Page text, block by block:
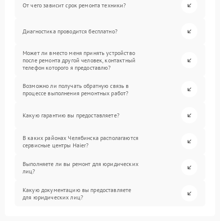
От чего зависит срок ремонта техники?
Диагностика проводится бесплатно?
Может ли вместо меня принять устройство
после ремонта другой человек, контактный
телефон которого я предоставлю?
Возможно ли получать обратную связь в
процессе выполнения ремонтных работ?
Какую гарантию вы предоставляете?
В каких районах Челябинска располагаются
сервисные центры Haier?
Выполняете ли вы ремонт для юридических
лиц?
Какую документацию вы предоставляете
для юридических лиц?